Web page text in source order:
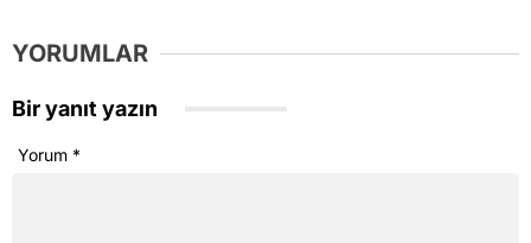
YORUMLAR
Bir yanıt yazın
Yorum *